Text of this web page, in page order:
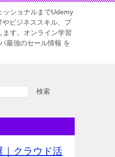
ッショナルまでUdemy
ビジネススキル、プ
す。オンライン学習
最強のセール情報 を
検索
｜クラウド活